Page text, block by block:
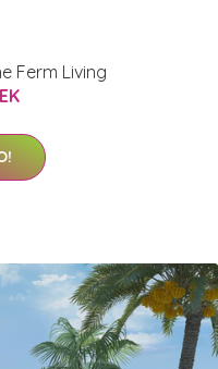
Ferm Living